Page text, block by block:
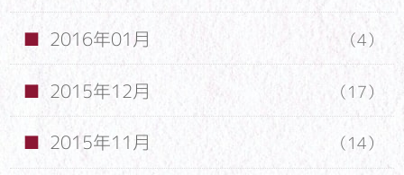
2016年01月 （4）
2015年12月 （17）
2015年11月 （14）